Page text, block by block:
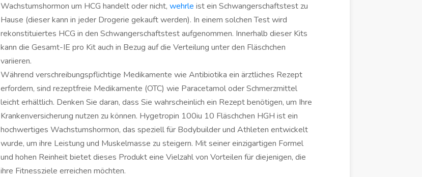
Wachstumshormon um HCG handelt oder nicht, wehrle ist ein Schwangerschaftstest zu
Hause (dieser kann in jeder Drogerie gekauft werden). In einem solchen Test wird
rekonstituiertes HCG in den Schwangerschaftstest aufgenommen. Innerhalb dieser Kits
kann die Gesamt-IE pro Kit auch in Bezug auf die Verteilung unter den Fläschchen
variieren.
Während verschreibungspflichtige Medikamente wie Antibiotika ein ärztliches Rezept
erfordern, sind rezeptfreie Medikamente (OTC) wie Paracetamol oder Schmerzmittel
leicht erhältlich. Denken Sie daran, dass Sie wahrscheinlich ein Rezept benötigen, um Ihre
Krankenversicherung nutzen zu können. Hygetropin 100iu 10 Fläschchen HGH ist ein
hochwertiges Wachstumshormon, das speziell für Bodybuilder und Athleten entwickelt
wurde, um ihre Leistung und Muskelmasse zu steigern. Mit seiner einzigartigen Formel
und hohen Reinheit bietet dieses Produkt eine Vielzahl von Vorteilen für diejenigen, die
ihre Fitnessziele erreichen möchten.